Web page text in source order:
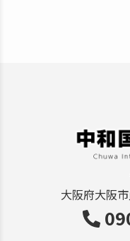
大阪府大阪